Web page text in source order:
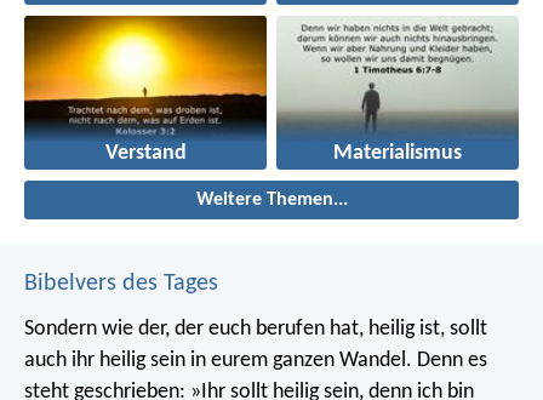
Verstand Materialismus
Weitere Themen...
Bibelvers des Tages
Sondern wie der, der euch berufen hat, heilig ist, sollt
auch ihr heilig sein in eurem ganzen Wandel. Denn es
steht geschrieben: »Ihr sollt heilig sein, denn ich bin